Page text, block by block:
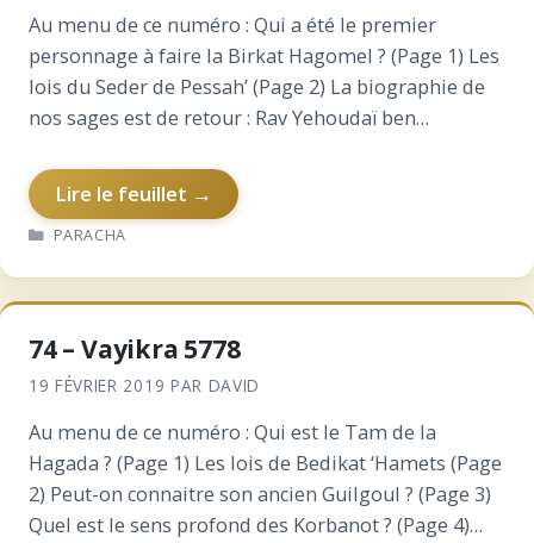
Au menu de ce numéro : Qui a été le premier
personnage à faire la Birkat Hagomel ? (Page 1) Les
lois du Seder de Pessah’ (Page 2) La biographie de
nos sages est de retour : Rav Yehoudaï ben…
Lire le feuillet →
CATÉGORIES
PARACHA
74 – Vayikra 5778
19 FÉVRIER 2019 PAR DAVID
Au menu de ce numéro : Qui est le Tam de la
Hagada ? (Page 1) Les lois de Bedikat ‘Hamets (Page
2) Peut-on connaitre son ancien Guilgoul ? (Page 3)
Quel est le sens profond des Korbanot ? (Page 4)…